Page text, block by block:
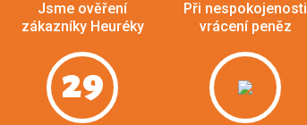
Jsme ověření
zákazníky Heuréky
Při nespokojenosti
vrácení peněz
29